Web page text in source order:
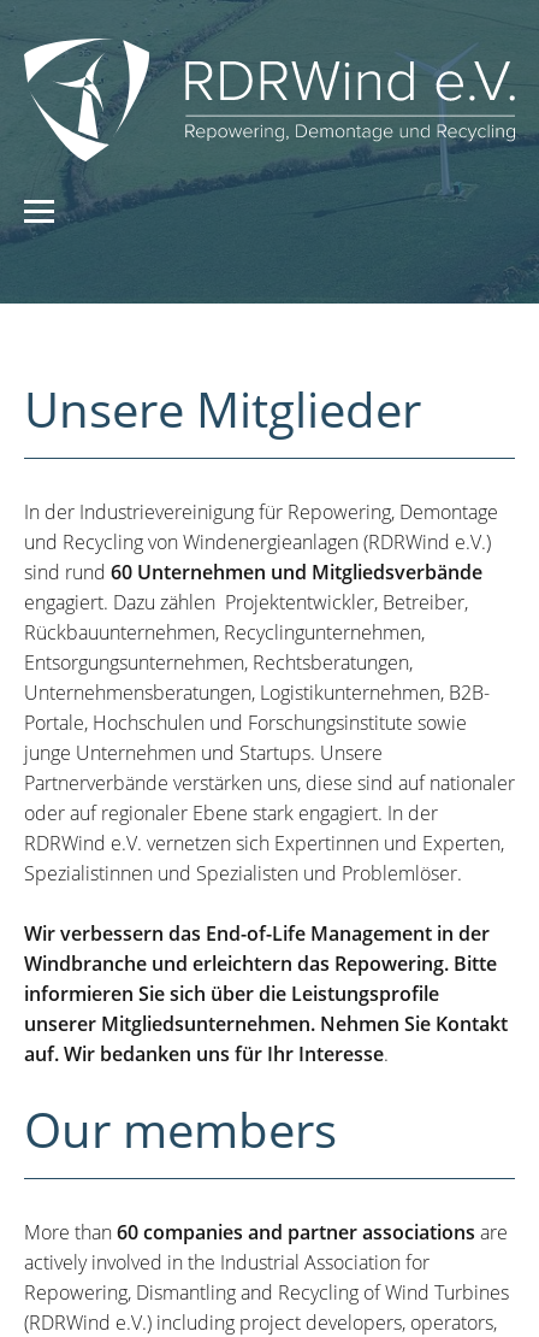
Unsere Mitglieder
In der Industrievereinigung für Repowering, Demontage
und Recycling von Windenergieanlagen (RDRWind e.V.)
sind rund 60 Unternehmen und Mitgliedsverbände
engagiert. Dazu zählen Projektentwickler, Betreiber,
Rückbauunternehmen, Recyclingunternehmen,
Entsorgungsunternehmen, Rechtsberatungen,
Unternehmensberatungen, Logistikunternehmen, B2B-
Portale, Hochschulen und Forschungsinstitute sowie
junge Unternehmen und Startups. Unsere
Partnerverbände verstärken uns, diese sind auf nationaler
oder auf regionaler Ebene stark engagiert. In der
RDRWind e.V. vernetzen sich Expertinnen und Experten,
Spezialistinnen und Spezialisten und Problemlöser.
Wir verbessern das End-of-Life Management in der
Windbranche und erleichtern das Repowering. Bitte
informieren Sie sich über die Leistungsprofile
unserer Mitgliedsunternehmen. Nehmen Sie Kontakt
auf. Wir bedanken uns für Ihr Interesse.
Our members
More than60 companies and partner associations are
actively involved in the Industrial Association for
Repowering, Dismantling and Recycling of Wind Turbines
(RDRWind e.V.) including project developers, operators,